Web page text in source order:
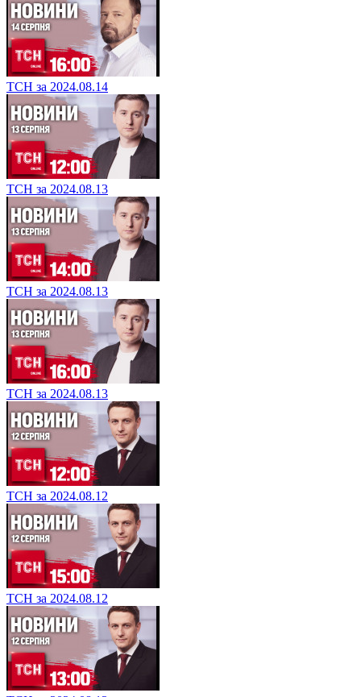
ТСН за 2024.08.14
ТСН за 2024.08.13
ТСН за 2024.08.13
ТСН за 2024.08.13
ТСН за 2024.08.12
ТСН за 2024.08.12